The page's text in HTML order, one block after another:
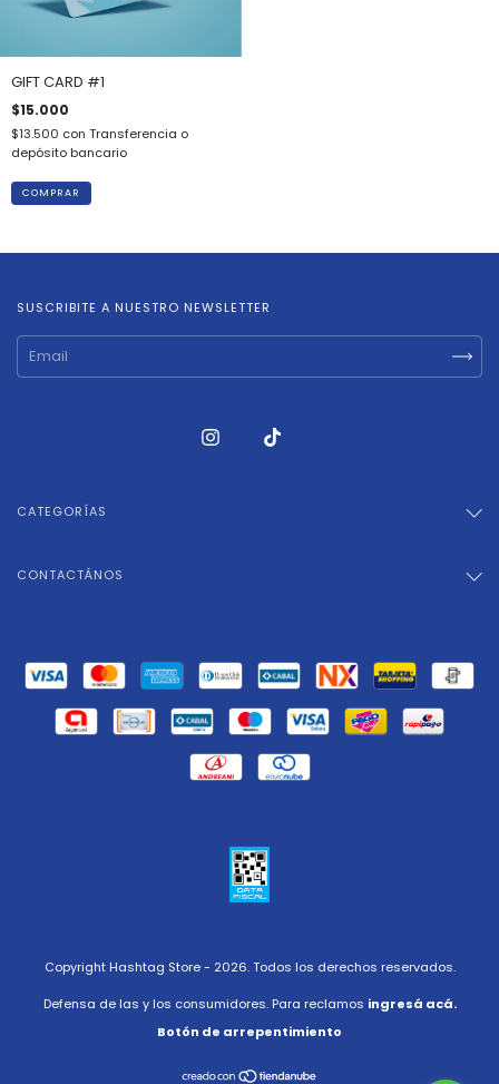
GIFT CARD #1
$15.000
$13.500 con Transferencia o
depósito bancario
SUSCRIBITE A NUESTRO NEWSLETTER
CATEGORÍAS
CONTACTÁNOS
Copyright Hashtag Store - 2026. Todos los derechos reservados.
Defensa de las y los consumidores. Para reclamos ingresá acá.
Botón de arrepentimiento